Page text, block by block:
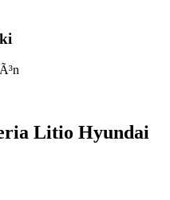
Litio Hyundai